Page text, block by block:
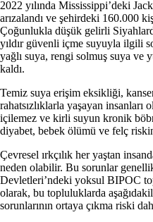
2022 yılında Mississippi’deki
arızalandı ve şehirdeki 160.000
Çoğunlukla düşük gelirli
yıldır güvenli içme suyuyla ilgili
yağlı suya, rengi solmuş suya ve
kaldı.
Temiz suya erişim eksikliği,
rahatsızlıklarla yaşayan insanları
içilemez ve kirli suyun kronik
diyabet, bebek ölümü ve felç riskini
Çevresel ırkçılık her yaştan
neden olabilir. Bu sorunlar
Devletleri’ndeki yoksul BIPOC
olarak, bu topluluklarda
sorunlarının ortaya çıkma riski